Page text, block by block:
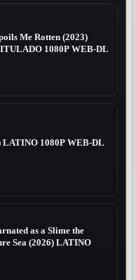
Me Rotten (2023)
1080P WEB-DL
LATINO 1080P WEB-DL
as a Slime the
Sea (2026) LATINO